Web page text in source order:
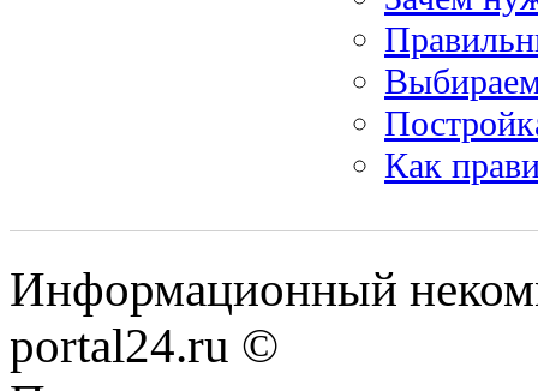
Как
Информационный
portal24.ru ©